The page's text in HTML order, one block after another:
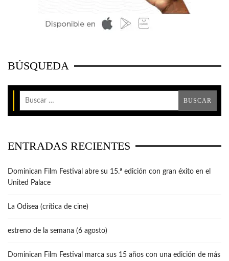
BÚSQUEDA
ENTRADAS RECIENTES
Dominican Film Festival abre su 15.ª edición con gran éxito en el
United Palace
La Odisea (crítica de cine)
estreno de la semana (6 agosto)
Dominican Film Festival marca sus 15 años con una edición de más